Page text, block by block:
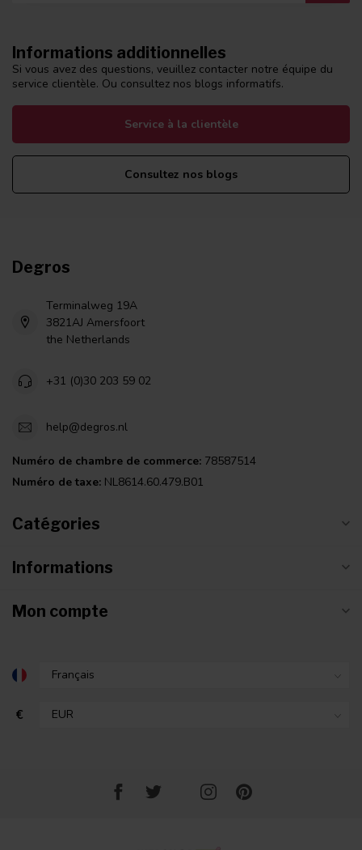
Informations additionnelles
Si vous avez des questions, veuillez contacter notre équipe du
service clientèle. Ou consultez nos blogs informatifs.
Service à la clientèle
Consultez nos blogs
Degros
Terminalweg 19A
3821AJ Amersfoort
the Netherlands
+31 (0)30 203 59 02
help@degros.nl
Numéro de chambre de commerce: 78587514
Numéro de taxe: NL8614.60.479.B01
Catégories
Informations
Mon compte
€